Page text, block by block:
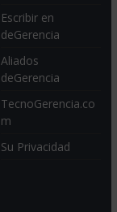
Escribir en
deGerencia
Aliados
deGerencia
TecnoGerencia.co
m
Su Privacidad